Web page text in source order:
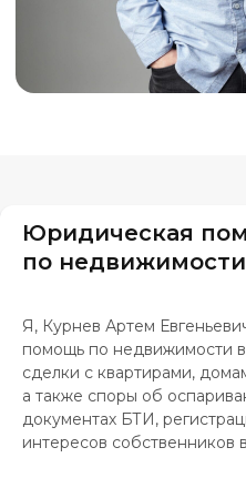
Юридическая
по недвижимости
Я, Курнев Артем
помощь по недвижимости
сделки с квартирами,
а также споры об
документах БТИ,
интересов собственников